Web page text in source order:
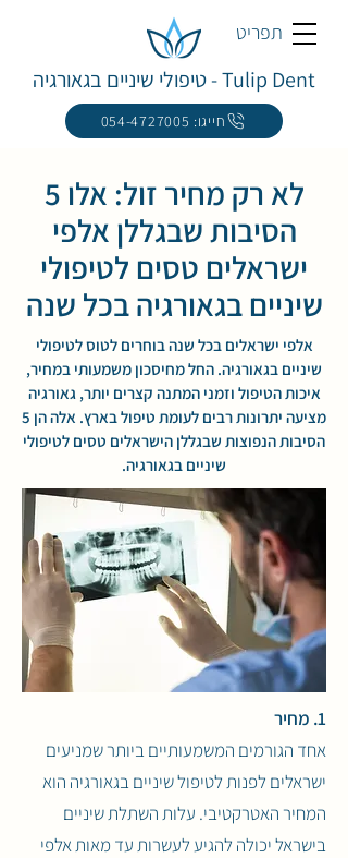
תפריט
Tulip Dent - טיפולי שיניים בגאורגיה
חייגו: 054-4727005
לא רק מחיר זול: אלו 5
הסיבות שבגללן אלפי
ישראלים טסים לטיפולי
שיניים בגאורגיה בכל שנה
אלפי ישראלים בכל שנה בוחרים לטוס לטיפולי
שיניים בגאורגיה. החל מחיסכון משמעותי במחיר,
איכות הטיפול וזמני המתנה קצרים יותר, גאורגיה
מציעה יתרונות רבים לעומת טיפול בארץ. אלה הן 5
הסיבות הנפוצות שבגללן הישראלים טסים לטיפולי
שיניים בגאורגיה.
1. מחיר
אחד הגורמים המשמעותיים ביותר שמניעים
ישראלים לפנות לטיפול שיניים בגאורגיה הוא
המחיר האטרקטיבי. עלות השתלת שיניים
בישראל יכולה להגיע לעשרות עד מאות אלפי